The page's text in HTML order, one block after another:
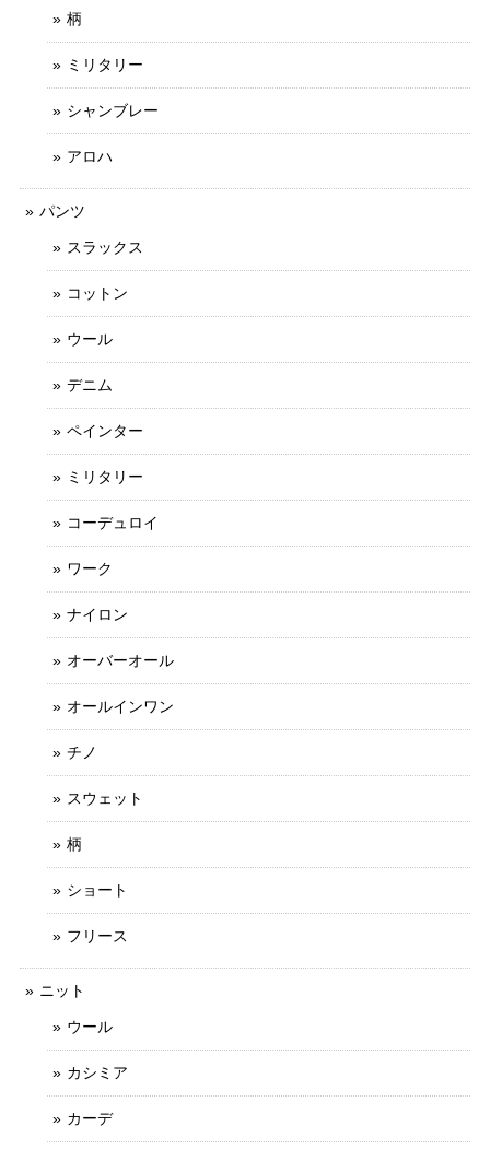
柄
ミリタリー
シャンブレー
アロハ
パンツ
スラックス
コットン
ウール
デニム
ペインター
ミリタリー
コーデュロイ
ワーク
ナイロン
オーバーオール
オールインワン
チノ
スウェット
柄
ショート
フリース
ニット
ウール
カシミア
カーデ